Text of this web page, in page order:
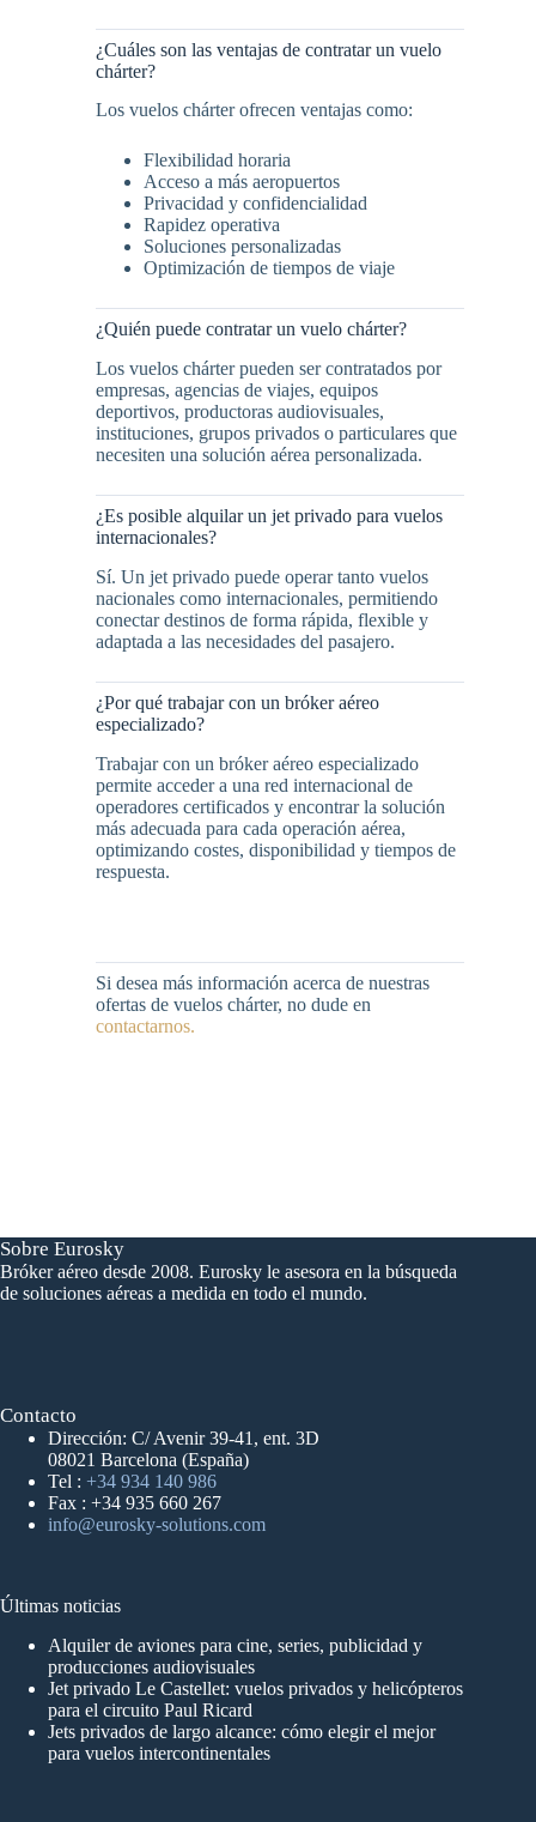
¿Cuáles son las ventajas de contratar un vuelo
chárter?
Los vuelos chárter ofrecen ventajas como:
Flexibilidad horaria
Acceso a más aeropuertos
Privacidad y confidencialidad
Rapidez operativa
Soluciones personalizadas
Optimización de tiempos de viaje
¿Quién puede contratar un vuelo chárter?
Los vuelos chárter pueden ser contratados por
empresas, agencias de viajes, equipos
deportivos, productoras audiovisuales,
instituciones, grupos privados o particulares que
necesiten una solución aérea personalizada.
¿Es posible alquilar un jet privado para vuelos
internacionales?
Sí. Un jet privado puede operar tanto vuelos
nacionales como internacionales, permitiendo
conectar destinos de forma rápida, flexible y
adaptada a las necesidades del pasajero.
¿Por qué trabajar con un bróker aéreo
especializado?
Trabajar con un bróker aéreo especializado
permite acceder a una red internacional de
operadores certificados y encontrar la solución
más adecuada para cada operación aérea,
optimizando costes, disponibilidad y tiempos de
respuesta.
Si desea más información acerca de nuestras
ofertas de vuelos chárter, no dude en
contactarnos.
Sobre Eurosky
Bróker aéreo desde 2008. Eurosky le asesora en la búsqueda
de soluciones aéreas a medida en todo el mundo.
Contacto
Dirección: C/ Avenir 39-41, ent. 3D
08021 Barcelona (España)
Tel : +34 934 140 986
Fax : +34 935 660 267
info@eurosky-solutions.com
Últimas noticias
Alquiler de aviones para cine, series, publicidad y
producciones audiovisuales
Jet privado Le Castellet: vuelos privados y helicópteros
para el circuito Paul Ricard
Jets privados de largo alcance: cómo elegir el mejor
para vuelos intercontinentales